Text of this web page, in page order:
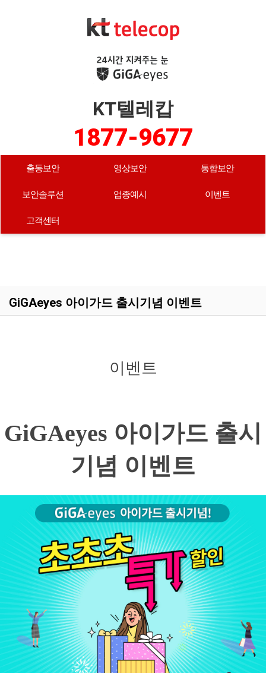
KT텔레캅
1877-9677
출동보안 영상보안 통합보안
보안솔루션 업종예시 이벤트
고객센터
GiGAeyes 아이가드 출시기념 이벤트
이벤트
GiGAeyes 아이가드 출시
기념 이벤트